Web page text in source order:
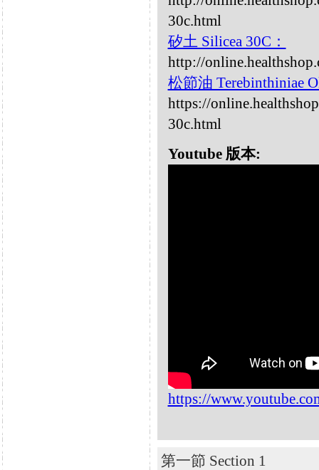
30c.html
矽土 Silicea 30C：
http://
松節油 Terebinthiniae
https://
30c.html
Youtube 版本:
https://
第一節 Section 1